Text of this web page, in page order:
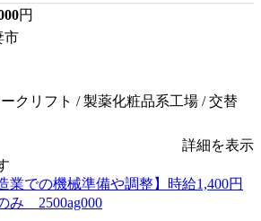
円
市
クリフト / 製薬化粧品系工場 / 交替
詳細を表示